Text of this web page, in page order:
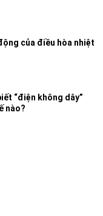
của điều hòa nhiệt
“điện không dây”
nào?